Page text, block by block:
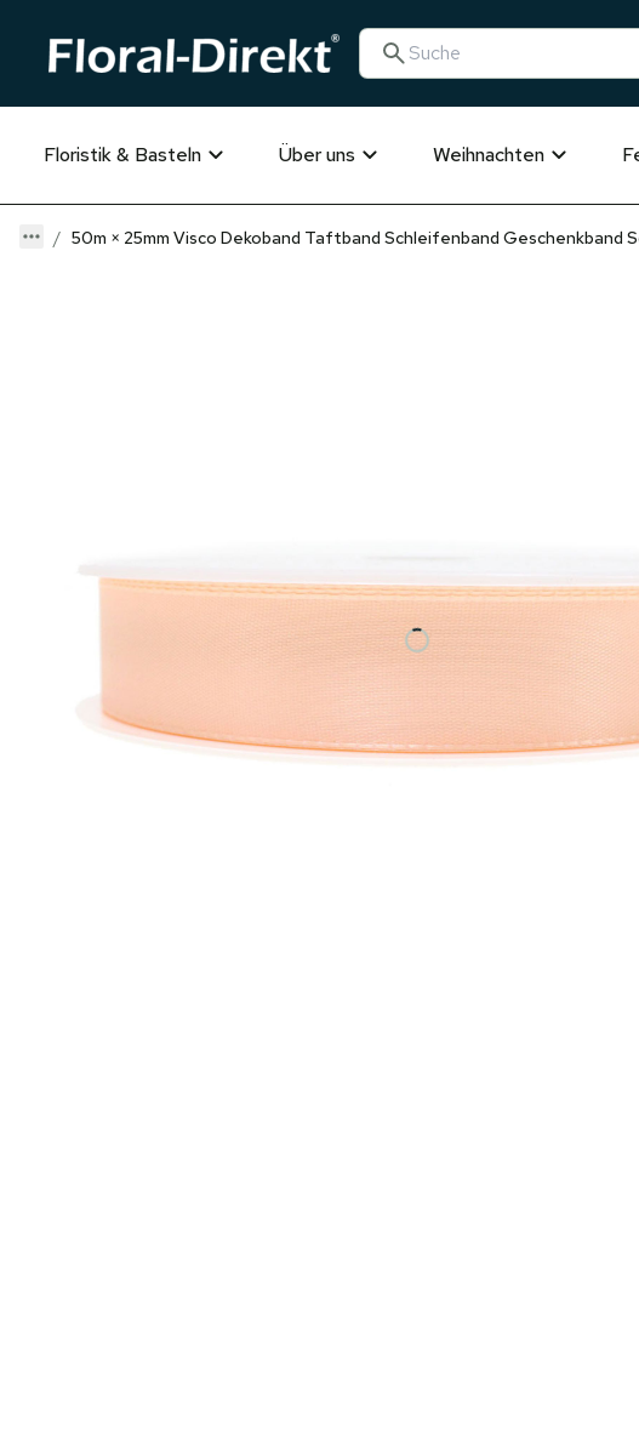
Floristik & Basteln Über uns Weihnachten
50m × 25mm Visco Dekoband Taftband Schleifenband Geschenkband